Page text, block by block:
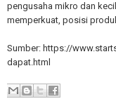
pengusaha mikro dan
memperkuat, posisi
Sumber: https://
dapat.html